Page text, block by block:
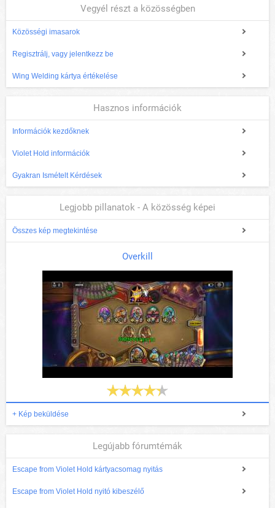
Vegyél részt a közösségben
Közösségi imasarok
Regisztrálj, vagy jelentkezz be
Wing Welding kártya értékelése
Hasznos információk
Információk kezdőknek
Violet Hold információk
Gyakran Ismételt Kérdések
Legjobb pillanatok - A közösség képei
Összes kép megtekintése
Overkill
+ Kép beküldése
Legújabb fórumtémák
Escape from Violet Hold kártyacsomag nyitás
Escape from Violet Hold nyitó kibeszélő